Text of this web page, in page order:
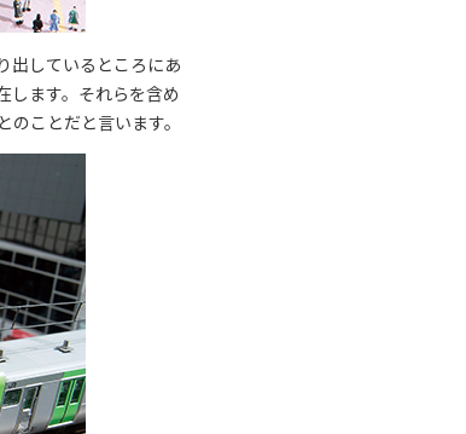
出しているところにあ
します。それらを含め
ことだと言います。